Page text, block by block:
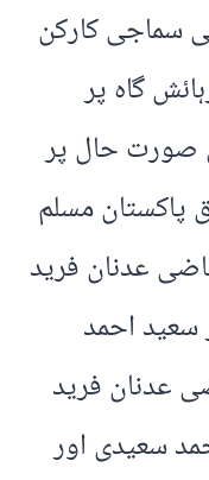
سماجی کارکن
گاہ پر
صورت حال پر
پاکستان مسلم
عدنان فرید
احمد
عدنان فرید
سعیدی اور